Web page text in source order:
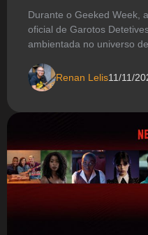
Durante o Geeked Week,
oficial de Garotos
ambientada no universo de
Renan Lelis11/11/